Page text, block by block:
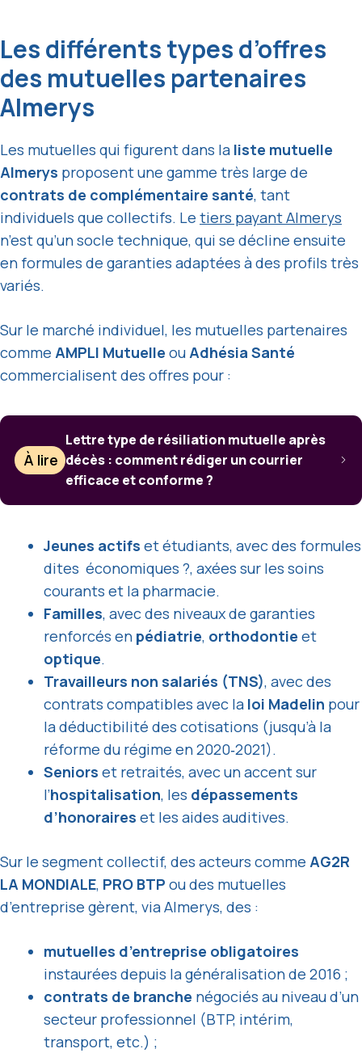
Les différents types d’offres
des mutuelles partenaires
Almerys
Les mutuelles qui figurent dans la liste mutuelle
Almerys proposent une gamme très large de
contrats de complémentaire santé, tant
individuels que collectifs. Le tiers payant Almerys
n’est qu’un socle technique, qui se décline ensuite
en formules de garanties adaptées à des profils très
variés.
Sur le marché individuel, les mutuelles partenaires
comme AMPLI Mutuelle ou Adhésia Santé
commercialisent des offres pour :
À lire
Lettre type de résiliation mutuelle après
décès : comment rédiger un courrier
efficace et conforme ?
Jeunes actifs et étudiants, avec des formules
dites économiques ?, axées sur les soins
courants et la pharmacie.
Familles, avec des niveaux de garanties
renforcés en pédiatrie, orthodontie et
optique.
Travailleurs non salariés (TNS), avec des
contrats compatibles avec la loi Madelin pour
la déductibilité des cotisations (jusqu’à la
réforme du régime en 2020‑2021).
Seniors et retraités, avec un accent sur
l’hospitalisation, les dépassements
d’honoraires et les aides auditives.
Sur le segment collectif, des acteurs comme AG2R
LA MONDIALE, PRO BTP ou des mutuelles
d’entreprise gèrent, via Almerys, des :
mutuelles d’entreprise obligatoires
instaurées depuis la généralisation de 2016 ;
contrats de branche négociés au niveau d’un
secteur professionnel (BTP, intérim,
transport, etc.) ;